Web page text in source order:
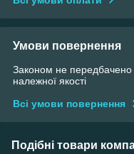
Умови повернення
Законом не передбачено
належної якості
Всі умови повернення
Подібні товари